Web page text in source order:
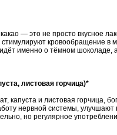
— это не просто вкусное
кровообращение
именно о тёмном шоколаде,
листовая горчица)*
капуста и листовая горчица,
нервной системы, улучшают
но регулярное